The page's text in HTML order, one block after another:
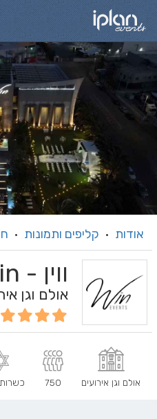
אודות · קליפים ותמונות ·
ווין - Win
אולם וגן
אולם וגן אירועים 750